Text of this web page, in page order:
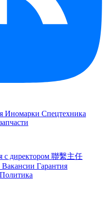
Иномарки Спецтехника
с директором 聯繫主任
Вакансии Гарантия
Политика